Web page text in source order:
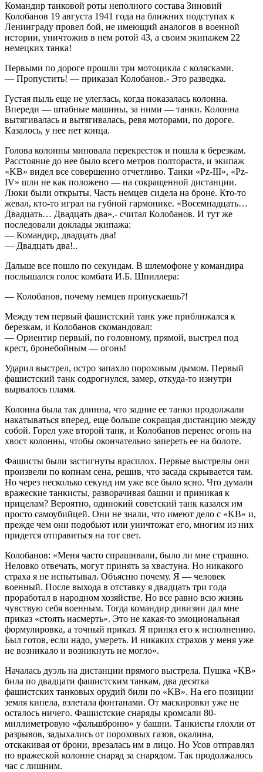
Командир танковой роты неполного состава Зиновий
Колобанов 19 августа 1941 года на ближних подступах к
Ленинграду провел бой, не имеющий аналогов в военной
истории, уничтожив в нем ротой 43, а своим экипажем 22
немецких танка!
Первыми по дороге прошли три мотоцикла с колясками.
— Пропустить! — приказал Колобанов.- Это разведка.
Густая пыль еще не улеглась, когда показалась колонна.
Впереди — штабные машины, за ними — танки. Колонна
вытягивалась и вытягивалась, ревя моторами, по дороге.
Казалось, у нее нет конца.
Голова колонны миновала перекресток и пошла к березкам.
Расстояние до нее было всего метров полтораста, и экипаж
«KB» видел все совершенно отчетливо. Танки «Pz-III», «Pz-
IV» шли не как положено — на сокращенной дистанции.
Люки были открыты. Часть немцев сидела на броне. Кто-то
жевал, кто-то играл на губной гармонике. «Восемнадцать…
Двадцать… Двадцать два»,- считал Колобанов. И тут же
последовали доклады экипажа:
— Командир, двадцать два!
— Двадцать два!..
Дальше все пошло по секундам. В шлемофоне у командира
послышался голос комбата И.Б. Шпиллера:
— Колобанов, почему немцев пропускаешь?!
Между тем первый фашистский танк уже приближался к
березкам, и Колобанов скомандовал:
— Ориентир первый, по головному, прямой, выстрел под
крест, бронебойным — огонь!
Ударил выстрел, остро запахло пороховым дымом. Первый
фашистский танк содрогнулся, замер, откуда-то изнутри
вырвалось пламя.
Колонна была так длинна, что задние ее танки продолжали
накатываться вперед, еще больше сокращая дистанцию между
собой. Горел уже второй танк, и Колобанов перенес огонь на
хвост колонны, чтобы окончательно запереть ее на болоте.
Фашисты были застигнуты врасплох. Первые выстрелы они
произвели по копнам сена, решив, что засада скрывается там.
Но через несколько секунд им уже все было ясно. Что думали
вражеские танкисты, разворачивая башни и приникая к
прицелам? Вероятно, одинокий советский танк казался им
просто самоубийцей. Они не знали, что имеют дело с «KB» и,
прежде чем они подобьют или уничтожат его, многим из них
придется отправиться на тот свет.
Колобанов: «Меня часто спрашивали, было ли мне страшно.
Неловко отвечать, могут принять за хвастуна. Но никакого
страха я не испытывал. Объясню почему. Я — человек
военный. После выхода в отставку я двадцать три года
проработал в народном хозяйстве. Но все равно всю жизнь
чувствую себя военным. Тогда командир дивизии дал мне
приказ «стоять насмерть». Это не какая-то эмоциональная
формулировка, а точный приказ. Я принял его к исполнению.
Был готов, если надо, умереть. И никаких страхов у меня уже
не возникало и возникнуть не могло».
Началась дуэль на дистанции прямого выстрела. Пушка «KB»
била по двадцати фашистским танкам, два десятка
фашистских танковых орудий били по «KB». На его позиции
земля кипела, взлетала фонтанами. От маскировки уже не
осталось ничего. Фашистские снаряды кромсали 80-
миллиметровую «фальшброню» у башни. Танкисты глохли от
разрывов, задыхались от пороховых газов, окалина,
отскакивая от брони, врезалась им в лицо. Но Усов отправлял
по вражеской колонне снаряд за снарядом. Так продолжалось
час с лишним.